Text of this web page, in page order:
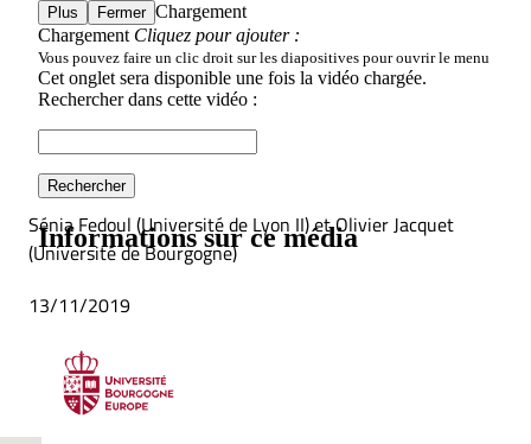
Sénia Fedoul (Université de Lyon II) et Olivier Jacquet
(Université de Bourgogne)
13/11/2019